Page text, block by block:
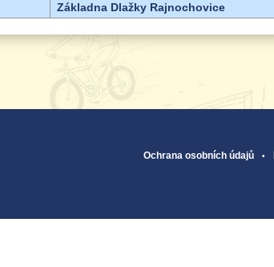
Základna Dlažky Rajnochovice
Ochrana osobních údajů